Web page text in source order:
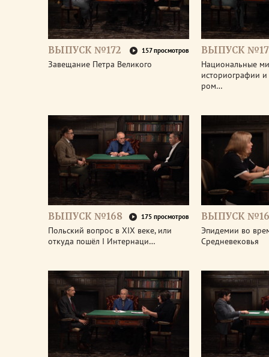
ВЫПУСК №172 157 просмотров
Завещание Петра Великого
ВЫПУСК
Национальные
историографии
ром…
ВЫПУСК №168 175 просмотров
Польский вопрос в XIX веке, или
откуда пошёл I Интернаци…
ВЫПУСК
Эпидемии во
Средневековья